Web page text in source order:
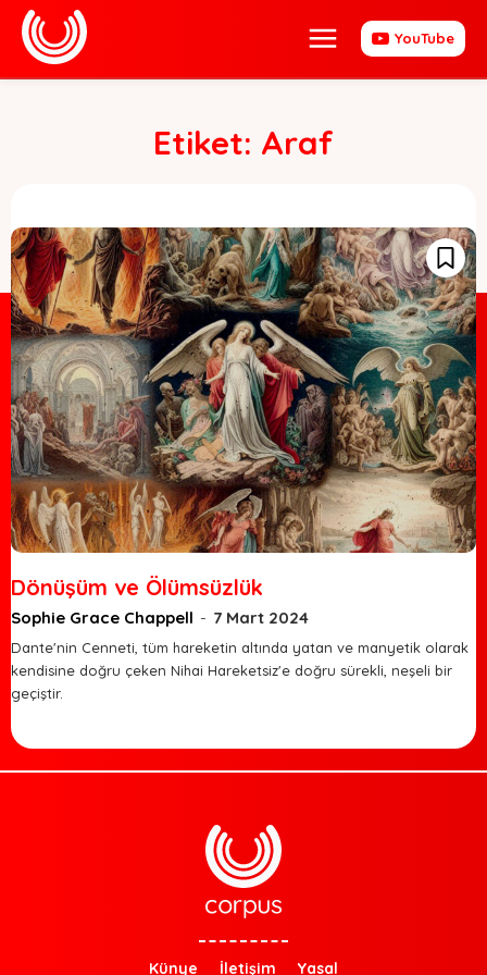
YouTube
Etiket: Araf
Dönüşüm ve Ölümsüzlük
Sophie Grace Chappell - 7 Mart 2024
Dante'nin Cenneti, tüm hareketin altında yatan ve manyetik olarak
kendisine doğru çeken Nihai Hareketsiz'e doğru sürekli, neşeli bir
geçiştir.
Künye İletişim Yasal